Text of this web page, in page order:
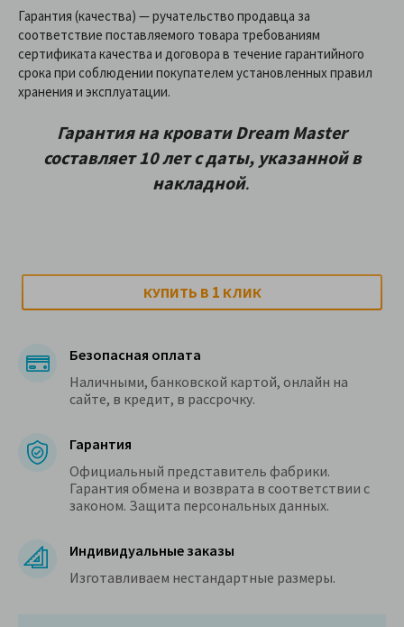
Гарантия (качества) — ручательство продавца за
соответствие поставляемого товара требованиям
сертификата качества и договора в течение гарантийного
срока при соблюдении покупателем установленных правил
хранения и эксплуатации.
Гарантия на кровати Dream Master
составляет 10 лет с даты, указанной в
накладной.
КУПИТЬ В 1 КЛИК
Безопасная оплата
Наличными, банковской картой, онлайн на
сайте, в кредит, в рассрочку.
Гарантия
Официальный представитель фабрики.
Гарантия обмена и возврата в соответствии с
законом. Защита персональных данных.
Индивидуальные заказы
Изготавливаем нестандартные размеры.